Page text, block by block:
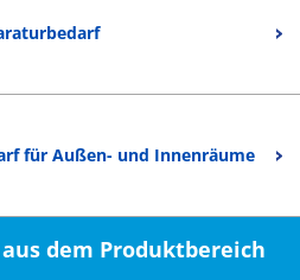
für Außen- und Innenräume
dem Produktbereich